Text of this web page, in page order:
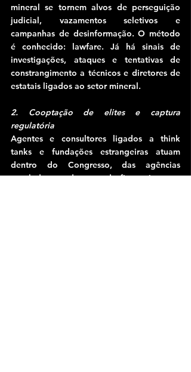
mineral se tornem alvos de perseguição
judicial, vazamentos seletivos e
campanhas de desinformação. O método
é conhecido: lawfare. Já há sinais de
investigações, ataques e tentativas de
constrangimento a técnicos e diretores de
estatais ligados ao setor mineral.
2. Cooptação de elites e captura
regulatória
Agentes e consultores ligados a think
tanks e fundações estrangeiras atuam
dentro do Congresso, das agências
reguladoras e do mercado financeiro para